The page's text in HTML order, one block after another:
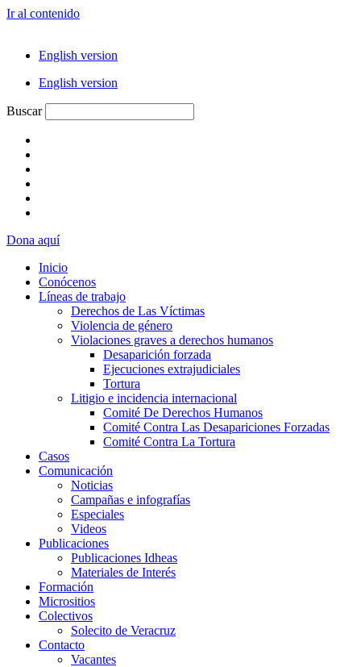
Ir al contenido
English version
English version
Buscar
Dona aquí
Inicio
Conócenos
Líneas de trabajo
Derechos de Las Víctimas
Violencia de género
Violaciones graves a derechos humanos
Desaparición forzada​
Ejecuciones extrajudiciales
Tortura
Litigio e incidencia internacional
Comité De Derechos Humanos​
Comité Contra Las Desapariciones Forzadas
Comité Contra La Tortura​
Casos
Comunicación
Noticias
Campañas e infografías
Especiales
Videos
Publicaciones
Publicaciones Idheas
Materiales de Interés
Formación
Micrositios
Colectivos
Solecito de Veracruz
Contacto
Vacantes